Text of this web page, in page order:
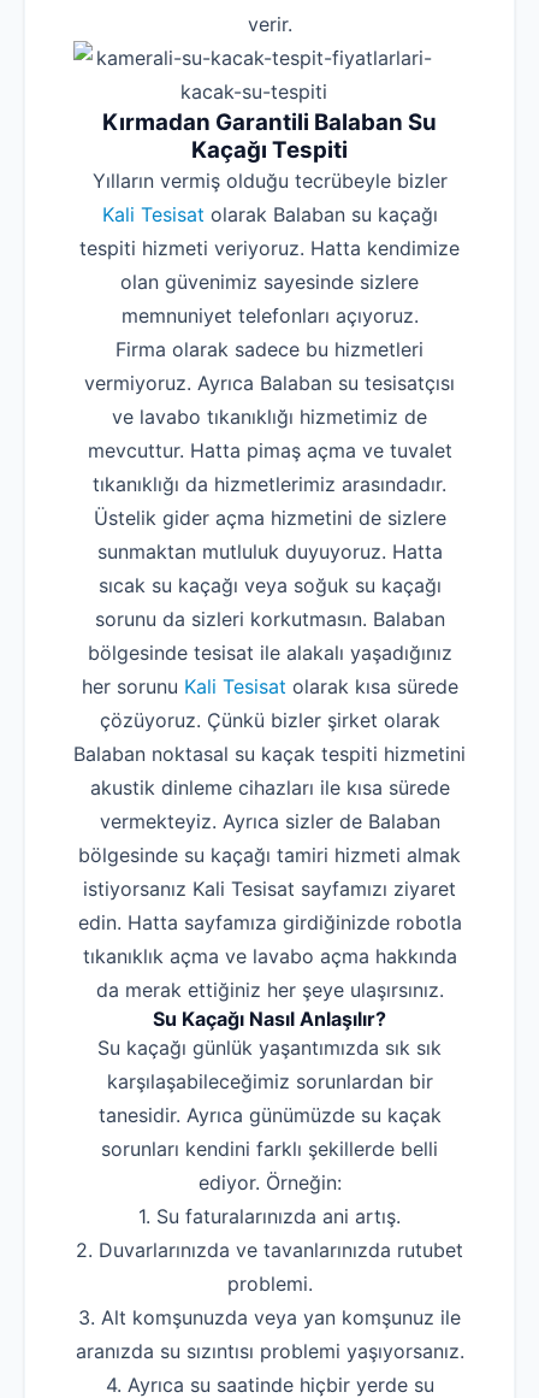
verir.
Kırmadan Garantili Balaban Su
Kaçağı Tespiti
Yılların vermiş olduğu tecrübeyle bizler
Kali Tesisat olarak Balaban su kaçağı
tespiti hizmeti veriyoruz. Hatta kendimize
olan güvenimiz sayesinde sizlere
memnuniyet telefonları açıyoruz.
Firma olarak sadece bu hizmetleri
vermiyoruz. Ayrıca Balaban su tesisatçısı
ve lavabo tıkanıklığı hizmetimiz de
mevcuttur. Hatta pimaş açma ve tuvalet
tıkanıklığı da hizmetlerimiz arasındadır.
Üstelik gider açma hizmetini de sizlere
sunmaktan mutluluk duyuyoruz. Hatta
sıcak su kaçağı veya soğuk su kaçağı
sorunu da sizleri korkutmasın. Balaban
bölgesinde tesisat ile alakalı yaşadığınız
her sorunu Kali Tesisat olarak kısa sürede
çözüyoruz. Çünkü bizler şirket olarak
Balaban noktasal su kaçak tespiti hizmetini
akustik dinleme cihazları ile kısa sürede
vermekteyiz. Ayrıca sizler de Balaban
bölgesinde su kaçağı tamiri hizmeti almak
istiyorsanız Kali Tesisat sayfamızı ziyaret
edin. Hatta sayfamıza girdiğinizde robotla
tıkanıklık açma ve lavabo açma hakkında
da merak ettiğiniz her şeye ulaşırsınız.
Su Kaçağı Nasıl Anlaşılır?
Su kaçağı günlük yaşantımızda sık sık
karşılaşabileceğimiz sorunlardan bir
tanesidir. Ayrıca günümüzde su kaçak
sorunları kendini farklı şekillerde belli
ediyor. Örneğin:
1. Su faturalarınızda ani artış.
2. Duvarlarınızda ve tavanlarınızda rutubet
problemi.
3. Alt komşunuzda veya yan komşunuz ile
aranızda su sızıntısı problemi yaşıyorsanız.
4. Ayrıca su saatinde hiçbir yerde su